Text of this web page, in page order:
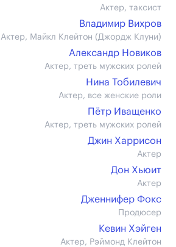
Актер, таксист
Владимир Вихров
Актер, Майкл Клейтон (Джордж Клуни)
Александр Новиков
Актер, треть мужских ролей
Нина Тобилевич
Актер, все женские роли
Пётр Иващенко
Актер, треть мужских ролей
Джин Харрисон
Актер
Дон Хьюит
Актер
Дженнифер Фокс
Продюсер
Кевин Хэйген
Актер, Рэймонд Клейтон